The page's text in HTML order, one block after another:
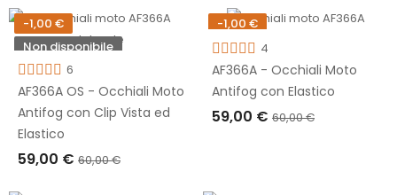
AGGIUNGI AL CARRELLO
-1,00 €
Non disponibile
6
AF366A OS - Occhiali Moto
Antifog con Clip Vista ed
Elastico
59,00 € 60,00 €
-1,00 €
Non disponibile
4
AF366A - Occhiali Moto
Antifog con Elastico
59,00 € 60,00 €